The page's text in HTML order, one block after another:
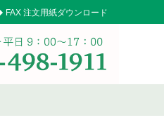
FAX 注文用紙ダウンロード